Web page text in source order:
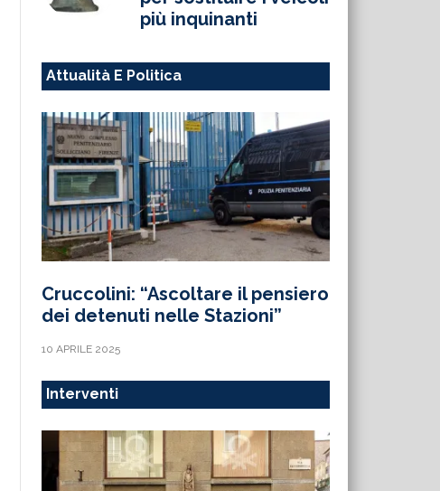
più inquinanti
Attualità E Politica
Cruccolini: “Ascoltare il pensiero
dei detenuti nelle Stazioni”
10 APRILE 2025
Interventi